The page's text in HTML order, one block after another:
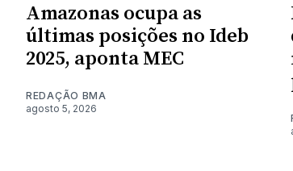
Amazonas ocupa as
últimas posições no Ideb
2025, aponta MEC
REDAÇÃO BMA
agosto 5, 2026